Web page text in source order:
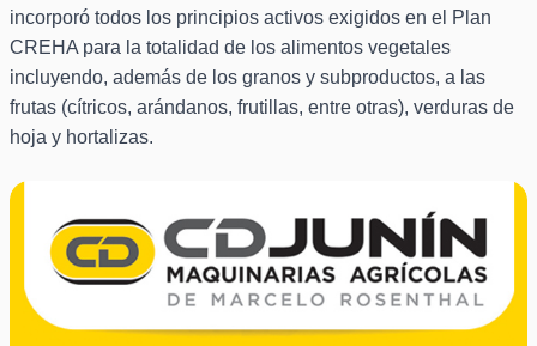
incorporó todos los principios activos exigidos en el Plan
CREHA para la totalidad de los alimentos vegetales
incluyendo, además de los granos y subproductos, a las
frutas (cítricos, arándanos, frutillas, entre otras), verduras de
hoja y hortalizas.